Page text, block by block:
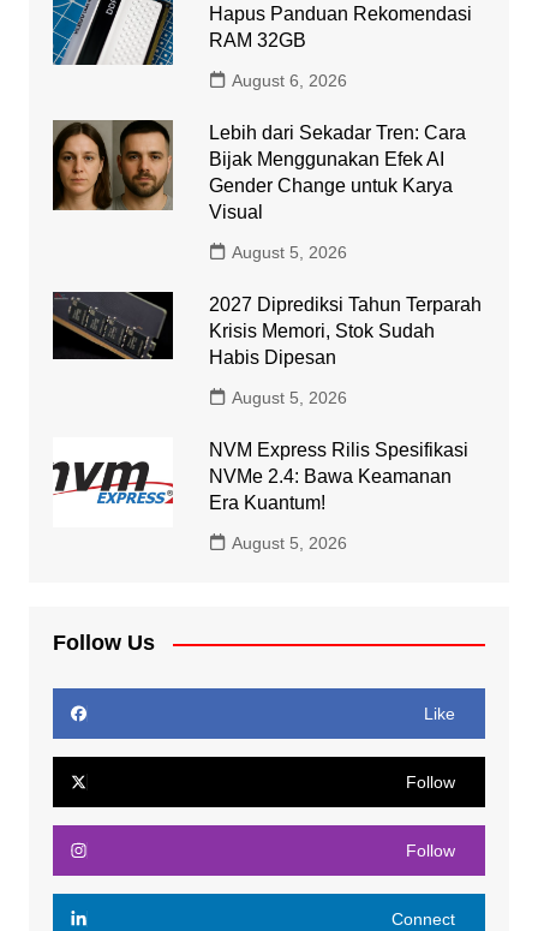
Hapus Panduan Rekomendasi
RAM 32GB
August 6, 2026
Lebih dari Sekadar Tren: Cara
Bijak Menggunakan Efek AI
Gender Change untuk Karya
Visual
August 5, 2026
2027 Diprediksi Tahun Terparah
Krisis Memori, Stok Sudah
Habis Dipesan
August 5, 2026
NVM Express Rilis Spesifikasi
NVMe 2.4: Bawa Keamanan
Era Kuantum!
August 5, 2026
Follow Us
Like
Follow
Follow
Connect